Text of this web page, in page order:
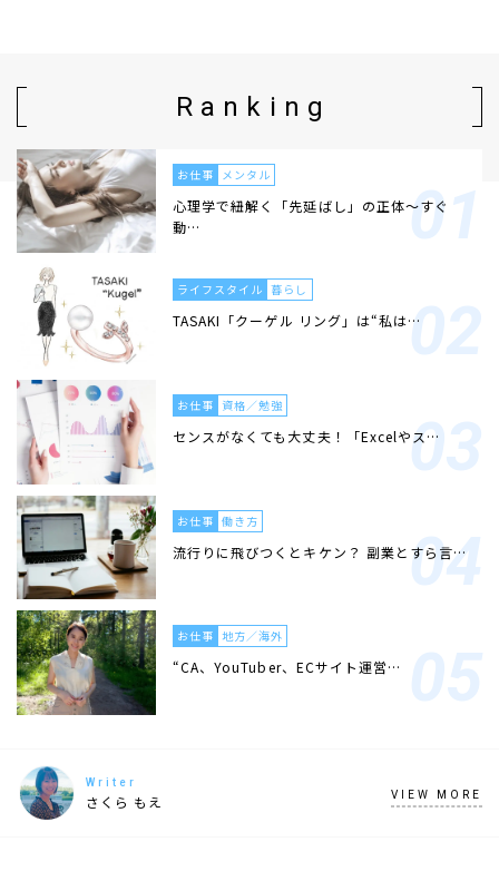
Ranking
お仕事 メンタル
心理学で紐解く「先延ばし」の正体〜すぐ
動…
ライフスタイル 暮らし
TASAKI「クーゲル リング」は“私は…
お仕事 資格／勉強
センスがなくても大丈夫！「Excelやス…
お仕事 働き方
流行りに飛びつくとキケン？ 副業とすら言…
お仕事 地方／海外
“CA、YouTuber、ECサイト運営…
Writer
さくら もえ VIEW MORE